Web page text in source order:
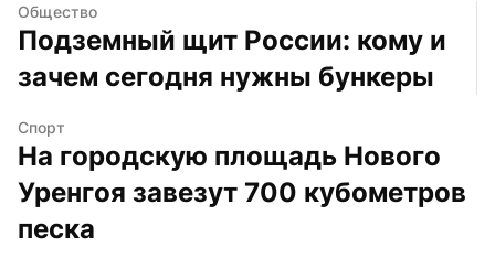
Общество
Подземный щит России: кому и
зачем сегодня нужны бункеры
Спорт
На городскую площадь Нового
Уренгоя завезут 700 кубометров
песка